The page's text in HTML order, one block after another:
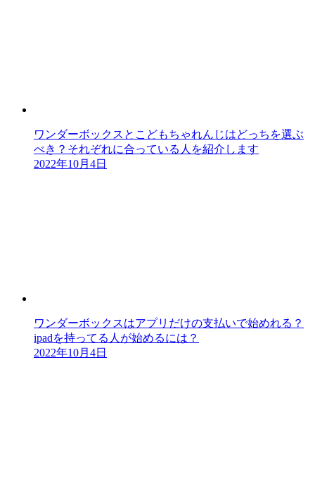
ワンダーボックスとこどもちゃれんじはどっちを選ぶ
べき？それぞれに合っている人を紹介します
2022年10月4日
ワンダーボックスはアプリだけの支払いで始めれる？
ipadを持ってる人が始めるには？
2022年10月4日